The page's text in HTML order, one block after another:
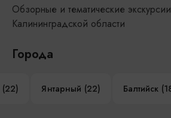
Обзорные и тематические
Калининградской области
Города
(22) Янтарный (22) Балтийск